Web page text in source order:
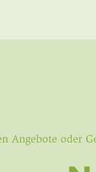
Angebote oder